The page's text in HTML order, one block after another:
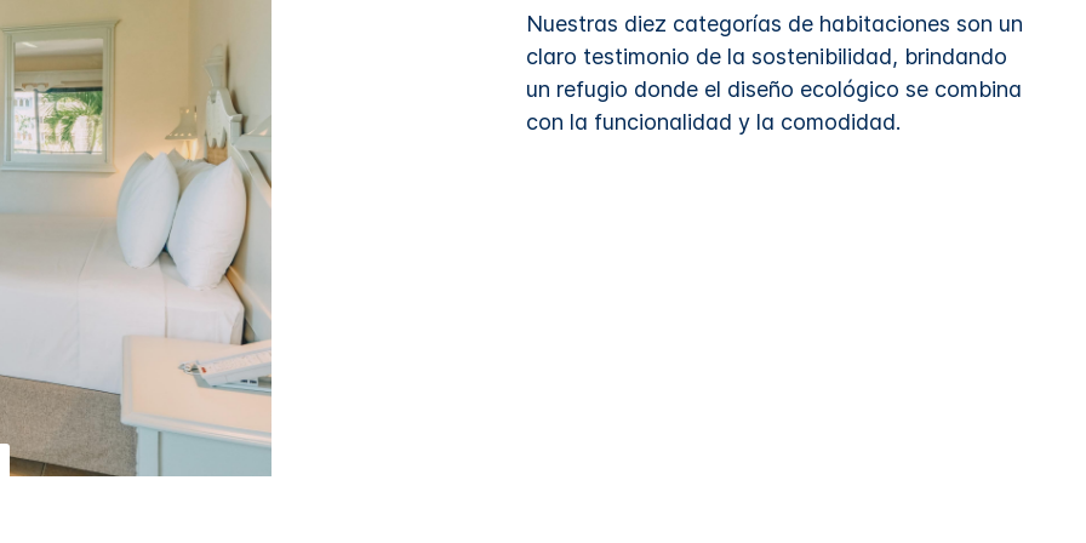
Nuestras diez categorías de habitaciones son un
claro testimonio de la sostenibilidad, brindando
un refugio donde el diseño ecológico se combina
con la funcionalidad y la comodidad.